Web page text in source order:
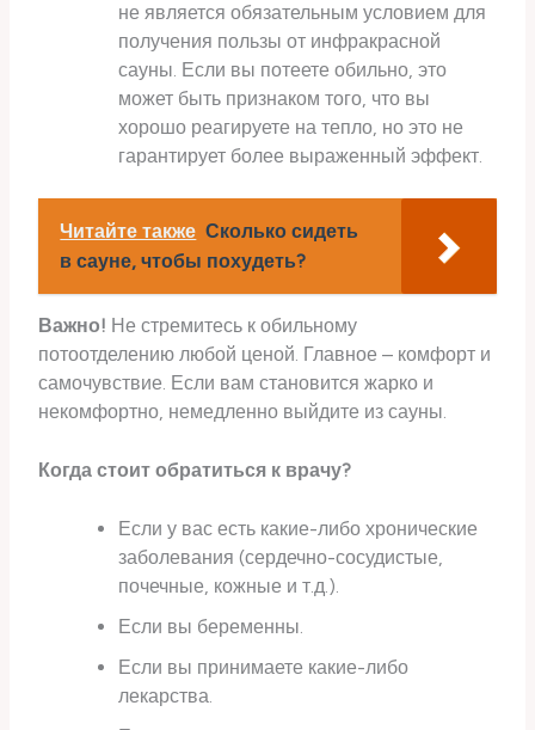
не является обязательным условием для
получения пользы от инфракрасной
сауны. Если вы потеете обильно, это
может быть признаком того, что вы
хорошо реагируете на тепло, но это не
гарантирует более выраженный эффект.
Читайте также Сколько сидеть
в сауне, чтобы похудеть?
Важно! Не стремитесь к обильному
потоотделению любой ценой. Главное – комфорт и
самочувствие. Если вам становится жарко и
некомфортно, немедленно выйдите из сауны.
Когда стоит обратиться к врачу?
Если у вас есть какие-либо хронические
заболевания (сердечно-сосудистые,
почечные, кожные и т.д.).
Если вы беременны.
Если вы принимаете какие-либо
лекарства.